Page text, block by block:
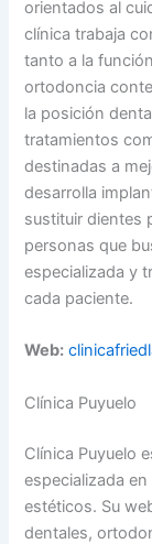
orientados al
clínica trabaja
tanto a la
ortodoncia
la posición
tratamientos
destinadas a
desarrolla
sustituir dientes
personas que
especializada y
cada paciente.
Web:
Clínica Puyuelo
Clínica Puyuelo
especializada
estéticos. Su
dentales,